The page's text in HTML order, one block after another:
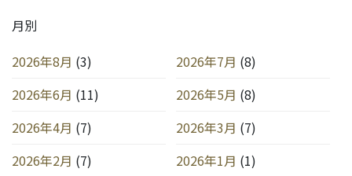
月別
2026年8月 (3) 2026年7月 (8)
2026年6月 (11) 2026年5月 (8)
2026年4月 (7) 2026年3月 (7)
2026年2月 (7) 2026年1月 (1)